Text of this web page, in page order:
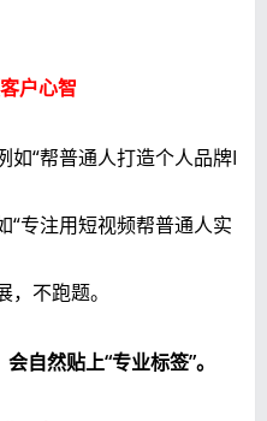
户心智
“帮普通人打造个人品牌I
专注用短视频帮普通人实
不跑题。
自然贴上“专业标签”。